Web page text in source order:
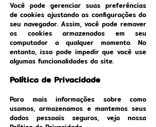
Você pode gerenciar suas preferências
de cookies ajustando as configurações do
seu navegador. Assim, você pode remover
os cookies armazenados em seu
computador a qualquer momento. No
entanto, isso pode impedir que você use
algumas funcionalidades do site.
Política de Privacidade
Para mais informações sobre como
usamos, armazenamos e mantemos seus
dados pessoais seguros, veja nossa